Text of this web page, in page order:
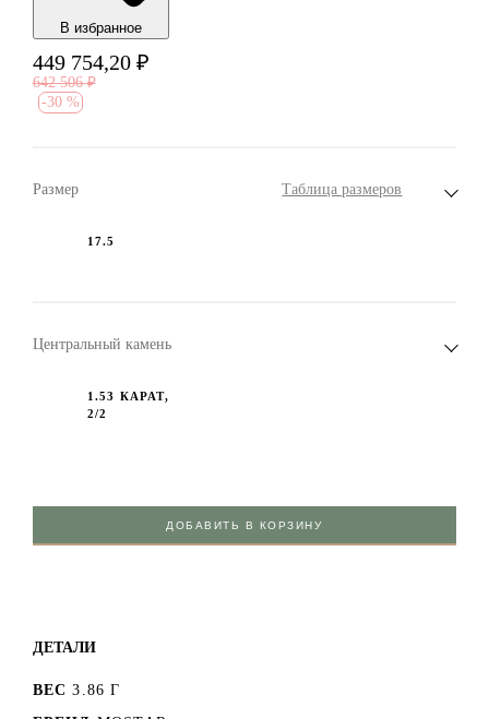
В избранноe
449 754,20 ₽
642 506 ₽
-30 %
Размер Таблица размеров
17.5
Центральный камень
1.53 КАРАТ,
2/2
ДОБАВИТЬ В КОРЗИНУ
ДЕТАЛИ
ВЕС 3.86 Г